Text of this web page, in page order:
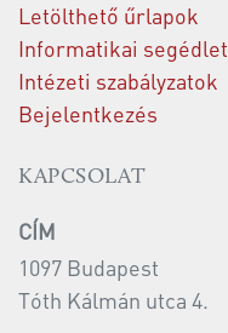
Letölthető űrlapok
Informatikai
Intézeti szabályzatok
Bejelentkezés
KAPCSOLAT
CÍM
1097 Budapest
Tóth Kálmán utca 4.